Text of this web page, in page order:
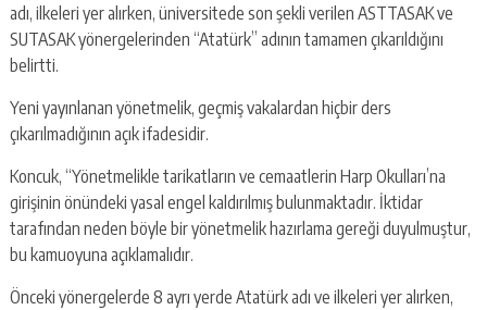
adı, ilkeleri yer alırken, üniversitede son şekli verilen ASTTASAK ve
SUTASAK yönergelerinden “Atatürk” adının tamamen çıkarıldığını
belirtti.
Yeni yayınlanan yönetmelik, geçmiş vakalardan hiçbir ders
çıkarılmadığının açık ifadesidir.
Koncuk, “Yönetmelikle tarikatların ve cemaatlerin Harp Okulları’na
girişinin önündeki yasal engel kaldırılmış bulunmaktadır. İktidar
tarafından neden böyle bir yönetmelik hazırlama gereği duyulmuştur,
bu kamuoyuna açıklamalıdır.
Önceki yönergelerde 8 ayrı yerde Atatürk adı ve ilkeleri yer alırken,